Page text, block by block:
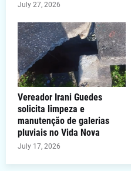
July 27, 2026
Vereador Irani Guedes
solicita limpeza e
manutenção de galerias
pluviais no Vida Nova
July 17, 2026